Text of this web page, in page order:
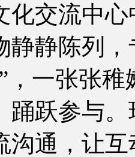
化交流中
静静陈列
，一张张
踊跃参与
沟通，让